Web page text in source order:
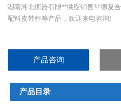
湖南湘北衡器有限**供应销售常德复
配料皮带秤等产品，欢迎来电咨询!
产品咨询
产品目录